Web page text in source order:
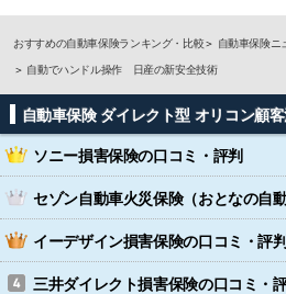
おすすめの自動車保険ランキング・比較
自動車保険ニ
自動でハンドル操作 日産の新安全技術
自動車保険 ダイレクト型 オリコン顧
ソニー損害保険の口コミ・評判
セゾン自動車火災保険（おとなの自
イーデザイン損害保険の口コミ・評
三井ダイレクト損害保険の口コミ・